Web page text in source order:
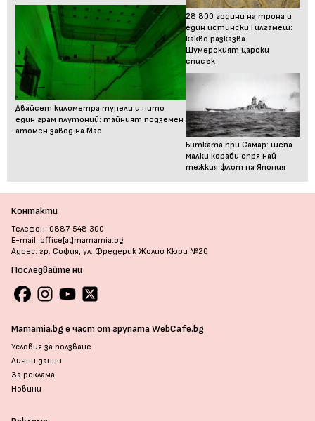
Двайсет километра тунели и нито
един грам плутоний: тайният подземен
атомен завод на Мао
28 800 години на трона и
един истински Гилгамеш:
какво разказва
Шумерският царски
списък
Битката при Самар: шепа
малки кораби спря най-
тежкия флот на Япония
Контакти
Телефон: 0887 548 300
E-mail: office[at]mamamia.bg
Адрес: гр. София, ул. Фредерик Жолио Кюри №20
Последвайте ни
Mamamia.bg е част от групата WebCafe.bg
Условия за ползване
Лични данни
За реклама
Новини